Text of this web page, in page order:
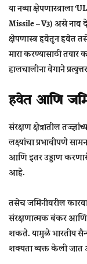
या नव्या क्षेपणास्त्राला
Missile – V3)असे नाव
क्षेपणास्त्र हवेतून हवेत
मारा करण्यासाठी
हालचालींना वेगाने
हवेत आणि
संरक्षण क्षेत्रातील
लक्ष्यांचा प्रभावीपणे
आणि इतर उड्डाण
आहे.
तसेच जमिनीवरील
संरक्षणात्मक बंकर आणि
शकते. यामुळे भारतीय
शक्यता व्यक्त केली